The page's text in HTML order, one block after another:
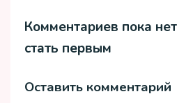
Комментариев пока
стать первым
Оставить комментарий